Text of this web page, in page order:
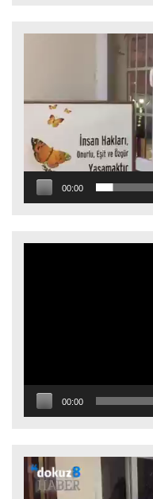
00:00
00:00
Video
oynatıcı